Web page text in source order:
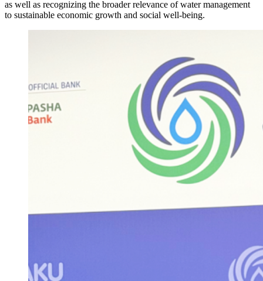
as well as recognizing the broader relevance of water management
to sustainable economic growth and social well-being.